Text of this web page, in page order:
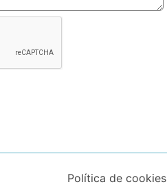
Política de cookies